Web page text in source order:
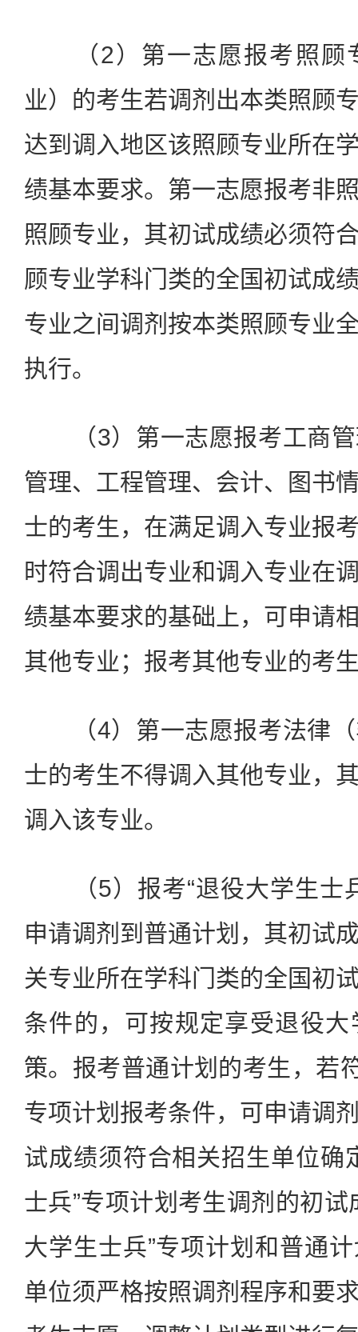
（2）第一志愿报考照顾
业）的考生若调剂出本类照顾
达到调入地区该照顾专业所在
绩基本要求。第一志愿报考非
照顾专业，其初试成绩必须符
顾专业学科门类的全国初试成
专业之间调剂按本类照顾专业
执行。
（3）第一志愿报考工商管
管理、工程管理、会计、图书
士的考生，在满足调入专业报
时符合调出专业和调入专业在
绩基本要求的基础上，可申请
其他专业；报考其他专业的考
（4）第一志愿报考法律（
士的考生不得调入其他专业，
调入该专业。
（5）报考“退役大学生士
申请调剂到普通计划，其初试
关专业所在学科门类的全国初
条件的，可按规定享受退役
策。报考普通计划的考生，若
专项计划报考条件，可申请调
试成绩须符合相关招生单位确
士兵”专项计划考生调剂的初试
大学生士兵”专项计划和普通
单位须严格按照调剂程序和要